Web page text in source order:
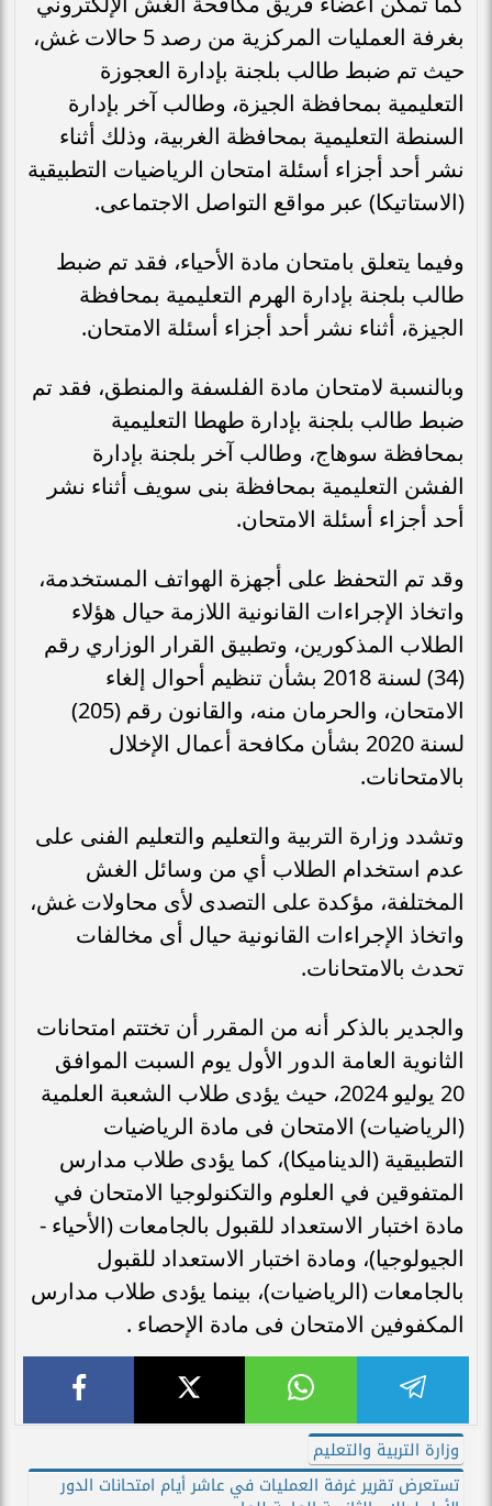
بغرفة العمليات المركزية من رصد 5 حالات غش،
حيث تم ضبط طالب بلجنة بإدارة العجوزة
التعليمية بمحافظة الجيزة، وطالب آخر بإدارة
السنطة التعليمية بمحافظة الغربية، وذلك أثناء
نشر أحد أجزاء أسئلة امتحان الرياضيات التطبيقية
(الاستاتيكا) عبر مواقع التواصل الاجتماعى.
وفيما يتعلق بامتحان مادة الأحياء، فقد تم ضبط
طالب بلجنة بإدارة الهرم التعليمية بمحافظة
الجيزة، أثناء نشر أحد أجزاء أسئلة الامتحان.
وبالنسبة لامتحان مادة الفلسفة والمنطق، فقد تم
ضبط طالب بلجنة بإدارة طهطا التعليمية
بمحافظة سوهاج، وطالب آخر بلجنة بإدارة
الفشن التعليمية بمحافظة بنى سويف أثناء نشر
أحد أجزاء أسئلة الامتحان.
وقد تم التحفظ على أجهزة الهواتف المستخدمة،
واتخاذ الإجراءات القانونية اللازمة حيال هؤلاء
الطلاب المذكورين، وتطبيق القرار الوزاري رقم
(34) لسنة 2018 بشأن تنظيم أحوال إلغاء
الامتحان، والحرمان منه، والقانون رقم (205)
لسنة 2020 بشأن مكافحة أعمال الإخلال
بالامتحانات.
وتشدد وزارة التربية والتعليم والتعليم الفنى على
عدم استخدام الطلاب أي من وسائل الغش
المختلفة، مؤكدة على التصدى لأى محاولات غش،
واتخاذ الإجراءات القانونية حيال أى مخالفات
تحدث بالامتحانات.
والجدير بالذكر أنه من المقرر أن تختتم امتحانات
الثانوية العامة الدور الأول يوم السبت الموافق
20 يوليو 2024، حيث يؤدى طلاب الشعبة العلمية
(الرياضيات) الامتحان فى مادة الرياضيات
التطبيقية (الديناميكا)، كما يؤدى طلاب مدارس
المتفوقين في العلوم والتكنولوجيا الامتحان في
مادة اختبار الاستعداد للقبول بالجامعات (الأحياء -
الجيولوجيا)، ومادة اختبار الاستعداد للقبول
بالجامعات (الرياضيات)، بينما يؤدى طلاب مدارس
المكفوفين الامتحان فى مادة الإحصاء .
وزارة التربية والتعليم
تستعرض تقرير غرفة العمليات في عاشر أيام امتحانات الدور